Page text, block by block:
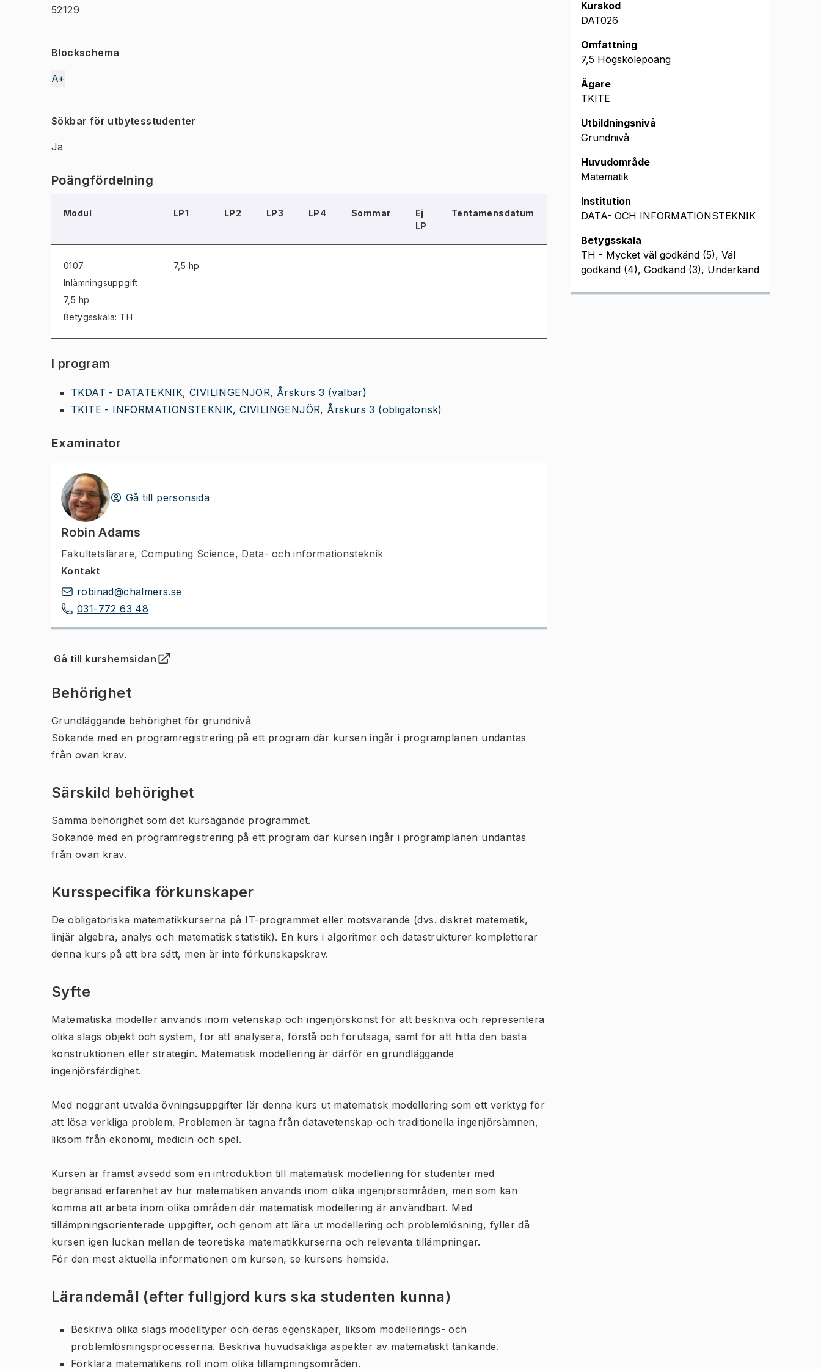
52129
Blockschema
A+
Sökbar för utbytesstudenter
Ja
Poängfördelning
Modul LP1 LP2 LP3 LP4 Sommar
Ej
LP
Tentamensdatum
0107
Inlämningsuppgift
7,5 hp
Betygsskala: TH
7,5 hp
I program
TKDAT - DATATEKNIK, CIVILINGENJÖR, Årskurs 3 (valbar)
TKITE - INFORMATIONSTEKNIK, CIVILINGENJÖR, Årskurs 3 (obligatorisk)
Examinator
Gå till personsida
Robin Adams
Fakultetslärare, Computing Science, Data- och informationsteknik
Kontakt
robinad@chalmers.se
031-772 63 48
Gå till kurshemsidan
(Öppnas i ny flik)
Behörighet
Grundläggande behörighet för grundnivå
Sökande med en programregistrering på ett program där kursen ingår i programplanen undantas
från ovan krav.
Särskild behörighet
Samma behörighet som det kursägande programmet.
Sökande med en programregistrering på ett program där kursen ingår i programplanen undantas
från ovan krav.
Kursspecifika förkunskaper
De obligatoriska matematikkurserna på IT-programmet eller motsvarande (dvs. diskret matematik,
linjär algebra, analys och matematisk statistik). En kurs i algoritmer och datastrukturer kompletterar
denna kurs på ett bra sätt, men är inte förkunskapskrav.
Syfte
Matematiska modeller används inom vetenskap och ingenjörskonst för att beskriva och representera
olika slags objekt och system, för att analysera, förstå och förutsäga, samt för att hitta den bästa
konstruktionen eller strategin. Matematisk modellering är därför en grundläggande
ingenjörsfärdighet.
Med noggrant utvalda övningsuppgifter lär denna kurs ut matematisk modellering som ett verktyg för
att lösa verkliga problem. Problemen är tagna från datavetenskap och traditionella ingenjörsämnen,
liksom från ekonomi, medicin och spel.
Kursen är främst avsedd som en introduktion till matematisk modellering för studenter med
begränsad erfarenhet av hur matematiken används inom olika ingenjörsområden, men som kan
komma att arbeta inom olika områden där matematisk modellering är användbart. Med
tillämpningsorienterade uppgifter, och genom att lära ut modellering och problemlösning, fyller då
kursen igen luckan mellan de teoretiska matematikkurserna och relevanta tillämpningar.
För den mest aktuella informationen om kursen, se kursens hemsida.
Lärandemål (efter fullgjord kurs ska studenten kunna)
Beskriva olika slags modelltyper och deras egenskaper, liksom modellerings- och
problemlösningsprocesserna. Beskriva huvudsakliga aspekter av matematiskt tänkande.
Förklara matematikens roll inom olika tillämpningsområden.
Kurskod
DAT026
Omfattning
7,5 Högskolepoäng
Ägare
TKITE
Utbildningsnivå
Grundnivå
Huvudområde
Matematik
Institution
DATA- OCH INFORMATIONSTEKNIK
Betygsskala
TH - Mycket väl godkänd (5), Väl
godkänd (4), Godkänd (3), Underkänd